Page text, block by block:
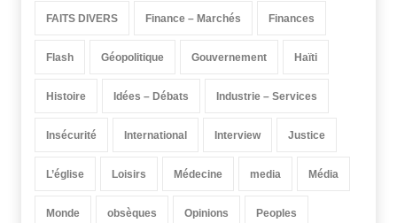
FAITS DIVERS Finance – Marchés Finances
Flash Géopolitique Gouvernement Haïti
Histoire Idées – Débats Industrie – Services
Insécurité International Interview Justice
L’église Loisirs Médecine media Média
Monde obsèques Opinions Peoples